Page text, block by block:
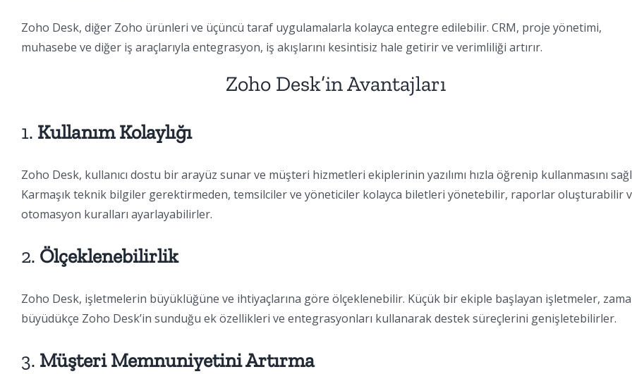
Zoho Desk, diğer Zoho ürünleri ve üçüncü taraf uygulamalarla kolayca entegre edilebilir. CRM, proje yönetimi,
muhasebe ve diğer iş araçlarıyla entegrasyon, iş akışlarını kesintisiz hale getirir ve verimliliği artırır.
Zoho Desk’in Avantajları
1. Kullanım Kolaylığı
Zoho Desk, kullanıcı dostu bir arayüz sunar ve müşteri hizmetleri ekiplerinin yazılımı hızla öğrenip kullanmasını
Karmaşık teknik bilgiler gerektirmeden, temsilciler ve yöneticiler kolayca biletleri yönetebilir, raporlar oluşturabilir
otomasyon kuralları ayarlayabilirler.
2. Ölçeklenebilirlik
Zoho Desk, işletmelerin büyüklüğüne ve ihtiyaçlarına göre ölçeklenebilir. Küçük bir ekiple başlayan işletmeler,
büyüdükçe Zoho Desk’in sunduğu ek özellikleri ve entegrasyonları kullanarak destek süreçlerini genişletebilirler.
3. Müşteri Memnuniyetini Artırma